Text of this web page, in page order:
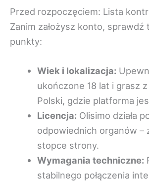
Przed rozpoczęciem: Lista
Zanim założysz konto, sprawdź
punkty:
Wiek i lokalizacja:
ukończone 18 lat i grasz
Polski, gdzie platforma
Licencja: Olisimo działa
odpowiednich organów –
stopce strony.
Wymagania techniczne:
stabilnego połączenia